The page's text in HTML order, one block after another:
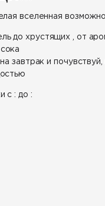
вселенная
до хрустящих , от
сока
завтрак и почувствуй,
с: до :